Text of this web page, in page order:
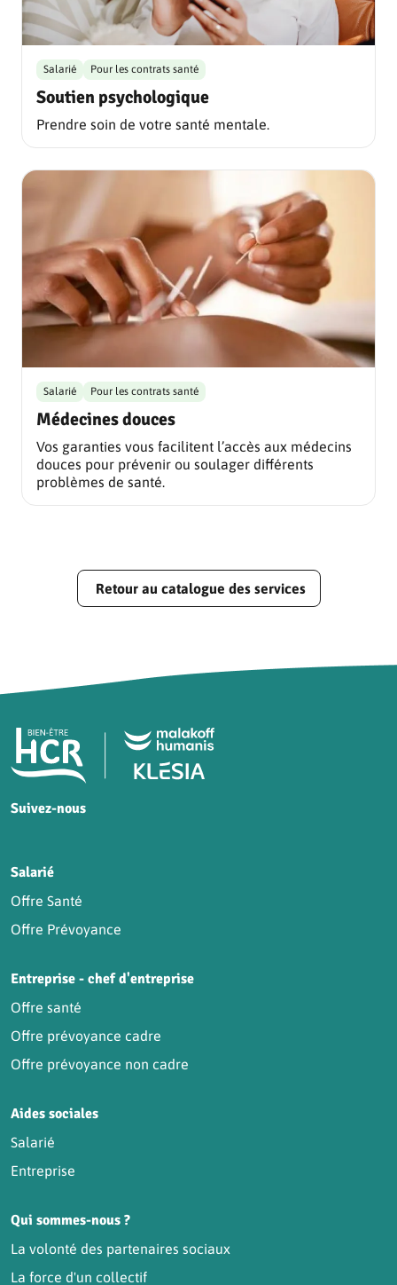
Soutien psychologique
Salarié Pour les contrats santé
Prendre soin de votre santé mentale.
Médecines douces
Salarié Pour les contrats santé
Vos garanties vous facilitent l’accès aux médecins
douces pour prévenir ou soulager différents
problèmes de santé.
Retour au catalogue des services
Pied de page HCR Bien-Être
Suivez-nous
Salarié
Offre Santé
Offre Prévoyance
Entreprise - chef d'entreprise
Offre santé
Offre prévoyance cadre
Offre prévoyance non cadre
Aides sociales
Salarié
Entreprise
Qui sommes-nous ?
La volonté des partenaires sociaux
La force d'un collectif